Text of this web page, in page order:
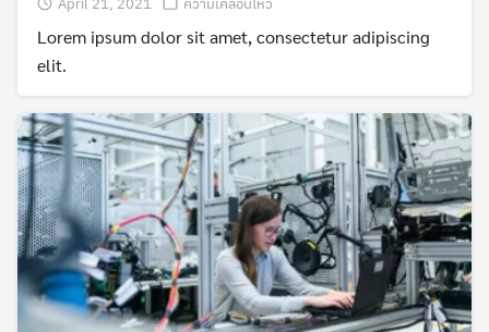
Lorem ipsum dolor sit amet, consectetur adipiscing
elit.